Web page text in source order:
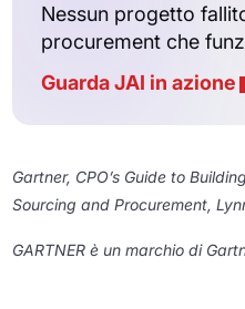
Nessun progetto
procurement che
Guarda JAI in azione
Gartner, CPO’s Guide to
Sourcing and Procurement,
GARTNER è un marchio di